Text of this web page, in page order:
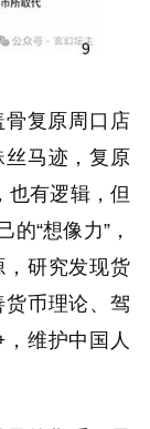
复原周口店
马迹，复原
也有逻辑，但
“想像力”，
研究发现货
币理论、驾
维护中国人